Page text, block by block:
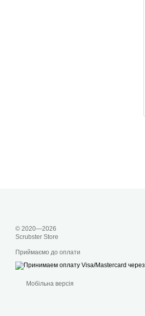
© 2020—2026
Scrubster Store
Приймаємо до оплати
Мобільна версія